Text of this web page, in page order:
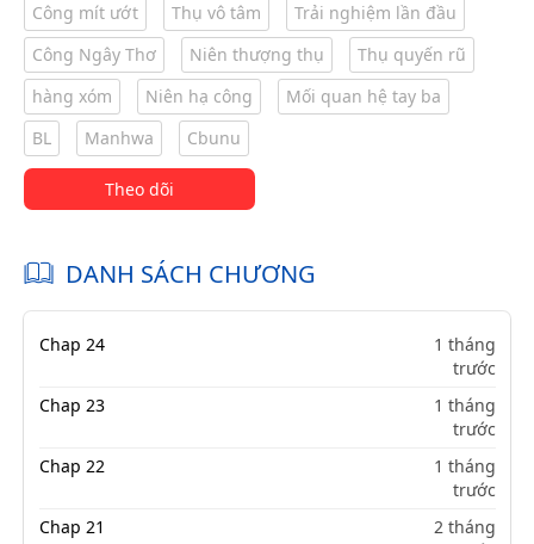
Công mít ướt Thụ vô tâm
Trải nghiệm lần đầu
Công Ngây Thơ
Niên thượng thụ
Thụ quyến rũ
hàng xóm
Niên hạ công
Mối quan hệ tay ba
BL
Manhwa Cbunu
Theo dõi
DANH SÁCH CHƯƠNG
Chap 24
1 tháng
trước
Chap 23
1 tháng
trước
Chap 22
1 tháng
trước
Chap 21
2 tháng